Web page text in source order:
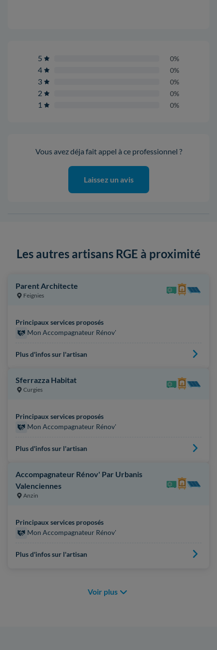
5 0%
4 0%
3 0%
2 0%
1 0%
Vous avez déja fait appel à ce professionnel ?
Laissez un avis
Les autres artisans RGE à proximité
Parent Architecte
Feignies
Principaux services proposés
Mon Accompagnateur Rénov'
Plus d'infos sur l'artisan
Sferrazza Habitat
Curgies
Principaux services proposés
Mon Accompagnateur Rénov'
Plus d'infos sur l'artisan
Accompagnateur Rénov' Par Urbanis
Valenciennes
Anzin
Principaux services proposés
Mon Accompagnateur Rénov'
Plus d'infos sur l'artisan
Voir plus